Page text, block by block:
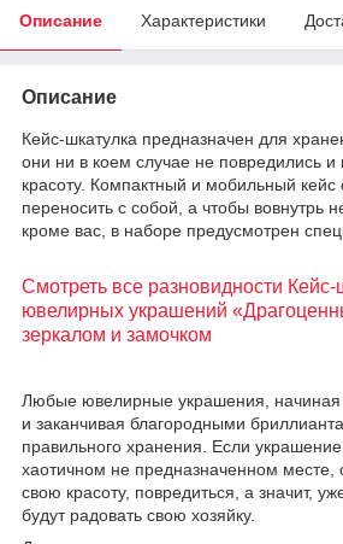
Описание Характеристики
Описание
Кейс-шкатулка предназначен для
они ни в коем случае не повредились и
красоту. Компактный и мобильный кейс
переносить с собой, а чтобы вовнутрь
кроме вас, в наборе предусмотрен
Смотреть все разновидности Кейс-
ювелирных украшений
зеркалом и замочком
Любые ювелирные украшения, начиная
и заканчивая благородными
правильного хранения. Если
хаотичном не предназначенном месте,
свою красоту, повредиться, а значит,
будут радовать свою хозяйку.